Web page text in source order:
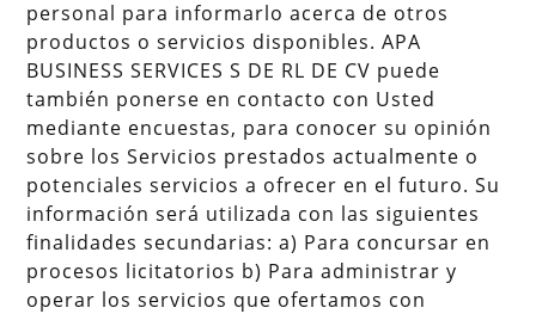
personal para informarlo acerca de otros
productos o servicios disponibles. APA
BUSINESS SERVICES S DE RL DE CV puede
también ponerse en contacto con Usted
mediante encuestas, para conocer su opinión
sobre los Servicios prestados actualmente o
potenciales servicios a ofrecer en el futuro. Su
información será utilizada con las siguientes
finalidades secundarias: a) Para concursar en
procesos licitatorios b) Para administrar y
operar los servicios que ofertamos con